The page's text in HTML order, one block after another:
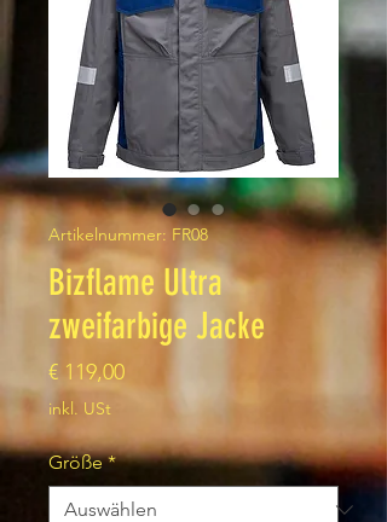
Artikelnummer: FR08
Bizflame Ultra
zweifarbige Jacke
€ 119,00Preis
inkl. USt
Größe *